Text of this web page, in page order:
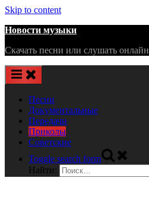
Skip to content
Новости музыки
Скачать песни или слушать онлайн
Песни
Документальные
Передачи
Приколы
Советские
Toggle search form
Найти: